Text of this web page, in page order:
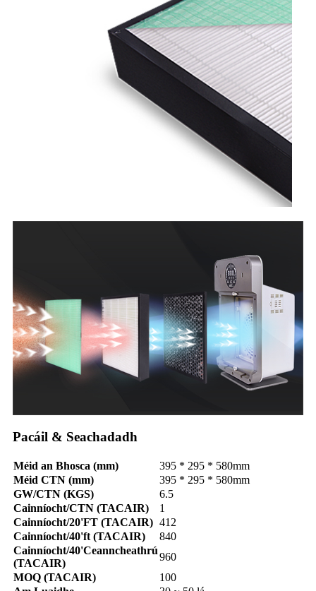
Pacáil & Seachadadh
Méid an Bhosca (mm)
395 * 295 * 580mm
Méid CTN (mm)
395 * 295 * 580mm
GW/CTN (KGS)
6.5
Cainníocht/CTN (TACAIR)
1
Cainníocht/20'FT (TACAIR) 412
Cainníocht/40'ft (TACAIR)
840
Cainníocht/40'Ceanncheathrú
(TACAIR)
960
MOQ (TACAIR)
100